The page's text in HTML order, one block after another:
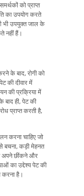
को प्राप्त
का उपयोग करते
भी उपयुक्त जाल के
नहीं हैं।
के बाद, रोगी को
की दीवार में
की प्रक्रिया में
ही, पेट की
प्राप्त करती है,
करना चाहिए जो
बचना, कड़ी मेहनत
अपने छींकने और
का उद्देश्य पेट की
करना है।